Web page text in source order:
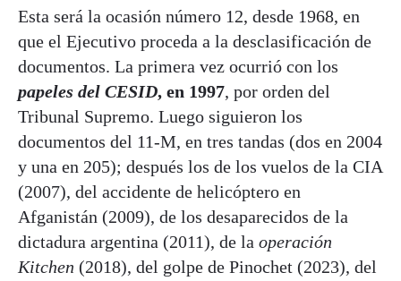
Esta será la ocasión número 12, desde 1968, en
que el Ejecutivo proceda a la desclasificación de
documentos. La primera vez ocurrió con los
papeles del CESID, en 1997, por orden del
Tribunal Supremo. Luego siguieron los
documentos del 11-M, en tres tandas (dos en 2004
y una en 205); después los de los vuelos de la CIA
(2007), del accidente de helicóptero en
Afganistán (2009), de los desaparecidos de la
dictadura argentina (2011), de la operación
Kitchen (2018), del golpe de Pinochet (2023), del